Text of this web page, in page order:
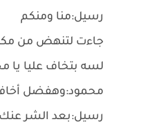
رسيل:منا ومنكم
جاءت لتنهض من
لسه بتخاف عليا يا
محمود:وهفضل
رسيل:بعد الشر